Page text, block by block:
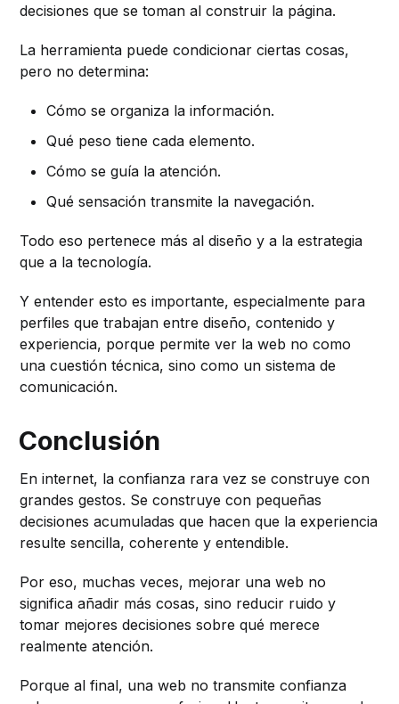
decisiones que se toman al construir la página.
La herramienta puede condicionar ciertas cosas,
pero no determina:
Cómo se organiza la información.
Qué peso tiene cada elemento.
Cómo se guía la atención.
Qué sensación transmite la navegación.
Todo eso pertenece más al diseño y a la estrategia
que a la tecnología.
Y entender esto es importante, especialmente para
perfiles que trabajan entre diseño, contenido y
experiencia, porque permite ver la web no como
una cuestión técnica, sino como un sistema de
comunicación.
Conclusión
En internet, la confianza rara vez se construye con
grandes gestos. Se construye con pequeñas
decisiones acumuladas que hacen que la experiencia
resulte sencilla, coherente y entendible.
Por eso, muchas veces, mejorar una web no
significa añadir más cosas, sino reducir ruido y
tomar mejores decisiones sobre qué merece
realmente atención.
Porque al final, una web no transmite confianza